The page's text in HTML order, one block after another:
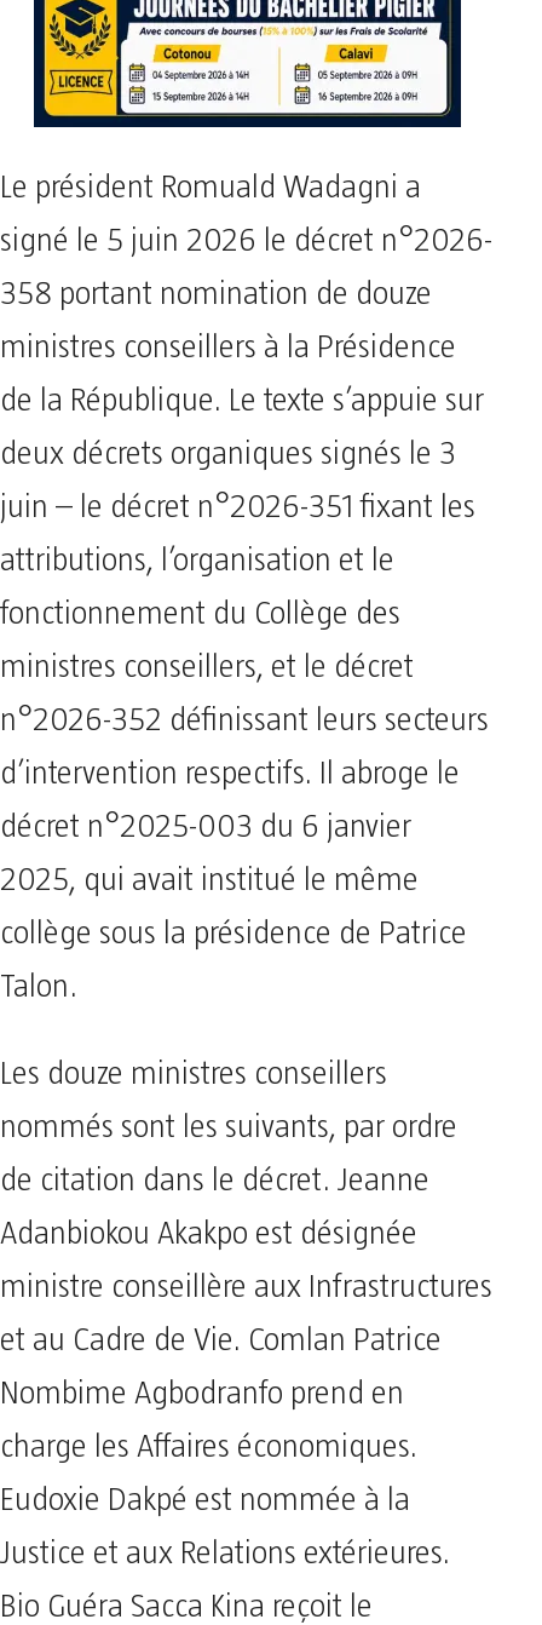
Le président Romuald Wadagni a
signé le 5 juin 2026 le décret n°2026-
358 portant nomination de douze
ministres conseillers à la Présidence
de la République. Le texte s’appuie sur
deux décrets organiques signés le 3
juin – le décret n°2026-351 fixant les
attributions, l’organisation et le
fonctionnement du Collège des
ministres conseillers, et le décret
n°2026-352 définissant leurs secteurs
d’intervention respectifs. Il abroge le
décret n°2025-003 du 6 janvier
2025, qui avait institué le même
collège sous la présidence de Patrice
Talon.
Les douze ministres conseillers
nommés sont les suivants, par ordre
de citation dans le décret. Jeanne
Adanbiokou Akakpo est désignée
ministre conseillère aux Infrastructures
et au Cadre de Vie. Comlan Patrice
Nombime Agbodranfo prend en
charge les Affaires économiques.
Eudoxie Dakpé est nommée à la
Justice et aux Relations extérieures.
Bio Guéra Sacca Kina reçoit le